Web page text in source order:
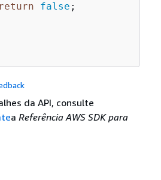
return
false ;
da API, consulte
a Referência AWS SDK para